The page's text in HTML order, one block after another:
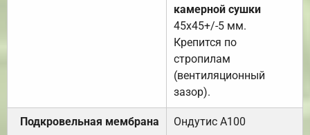
камерной сушки
45х45+/-5 мм.
Крепится по
стропилам
(вентиляционный
зазор).
Подкровельная мембрана Ондутис А100